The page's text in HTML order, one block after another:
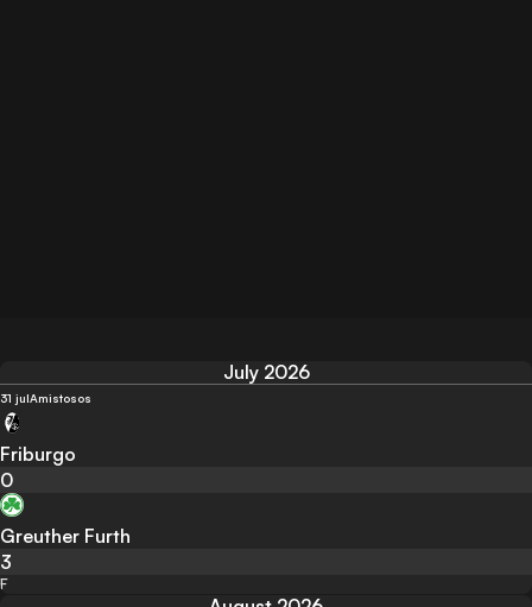
July 2026
31 julAmistosos
Friburgo
0
Greuther Furth
3
F